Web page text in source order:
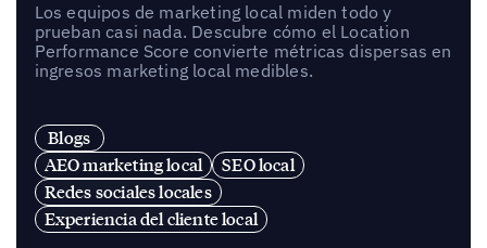
Los equipos de marketing local miden todo y
prueban casi nada. Descubre cómo el Location
Performance Score convierte métricas dispersas en
ingresos marketing local medibles.
Blogs
AEO marketing local
SEO local
Redes sociales locales
Experiencia del cliente local